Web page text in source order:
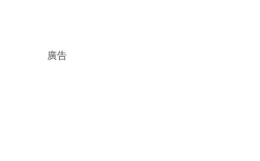
廣告